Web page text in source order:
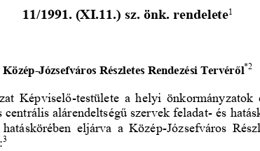
11/1991. (XI.11.) sz. önk. rendelete1
Közép-Józsefváros Részletes Rendezési Tervéről*2
Képviselő-testülete a helyi önkormányzatok
alárendeltségű szervek feladat- és
eljárva a Közép-Józsefváros
3